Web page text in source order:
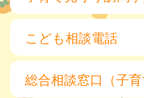
こども相談電話
総合相談窓口（子